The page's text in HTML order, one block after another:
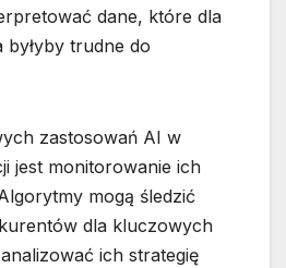
dane, które dla
byłyby trudne do
zastosowań AI w
jest monitorowanie ich
mogą śledzić
dla kluczowych
ich strategię